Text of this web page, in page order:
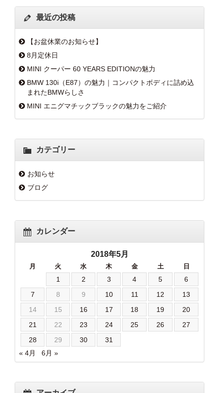
最近の投稿
【お盆休業のお知らせ】
8月定休日
MINI クーパー 60 YEARS EDITIONの魅力
BMW 130i（E87）の魅力｜コンパクトボディに詰め込
まれたBMWらしさ
MINI エニグマチックブラックの魅力をご紹介
カテゴリー
お知らせ
ブログ
カレンダー
2018年5月
月 火 水 木 金 土 日
1 2 3 4 5
6
7
8 9 10 11 12
13
14
15 16 17 18 19
20
21
22 23 24 25 26
27
28
29 30
31
« 4月
6月 »